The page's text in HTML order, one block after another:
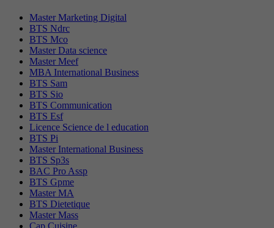
Master Marketing Digital
BTS Ndrc
BTS Mco
Master Data science
Master Meef
MBA International Business
BTS Sam
BTS Sio
BTS Communication
BTS Esf
Licence Science de l education
BTS Pi
Master International Business
BTS Sp3s
BAC Pro Assp
BTS Gpme
Master MA
BTS Dietetique
Master Mass
Cap Cuisine